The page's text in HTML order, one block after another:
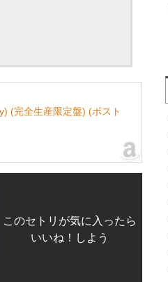
(完全生産限定盤) (ポスト
このセトリが気に入ったら
いいね！しよう